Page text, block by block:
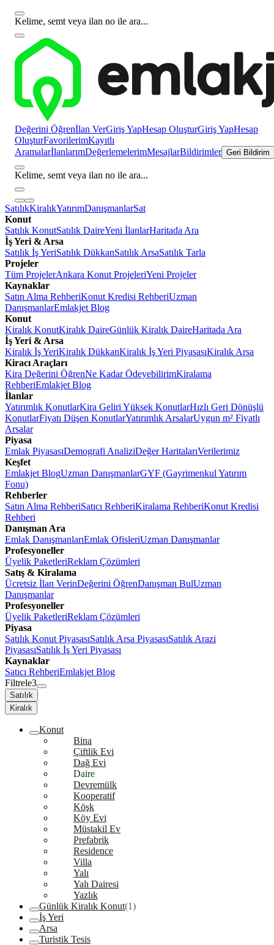
Kelime, semt veya ilan no ile ara...
Değerini Öğrenİlan VerGiriş YapHesap OluşturGiriş YapHesap
OluşturFavorilerimKayıtlı
AramalarİlanlarımDeğerlemelerimMesajlarBildirimler Geri Bildirim
Kelime, semt veya ilan no ile ara...
SatılıkKiralıkYatırımDanışmanlarSat
Konut
Satılık KonutSatılık DaireYeni İlanlarHaritada Ara
İş Yeri & Arsa
Satılık İş YeriSatılık DükkanSatılık ArsaSatılık Tarla
Projeler
Tüm ProjelerAnkara Konut ProjeleriYeni Projeler
Kaynaklar
Satın Alma RehberiKonut Kredisi RehberiUzman
DanışmanlarEmlakjet Blog
Konut
Kiralık KonutKiralık DaireGünlük Kiralık DaireHaritada Ara
İş Yeri & Arsa
Kiralık İş YeriKiralık DükkanKiralık İş Yeri PiyasasıKiralık Arsa
Kiracı Araçları
Kira Değerini ÖğrenNe Kadar ÖdeyebilirimKiralama
RehberiEmlakjet Blog
İlanlar
Yatırımlık KonutlarKira Geliri Yüksek KonutlarHızlı Geri Dönüşlü
KonutlarFiyatı Düşen KonutlarYatırımlık ArsalarUygun m² Fiyatlı
Arsalar
Piyasa
Emlak PiyasasıDemografi AnaliziDeğer HaritalarıVerilerimiz
Keşfet
Emlakjet BlogUzman DanışmanlarGYF (Gayrimenkul Yatırım
Fonu)
Rehberler
Satın Alma RehberiSatıcı RehberiKiralama RehberiKonut Kredisi
Rehberi
Danışman Ara
Emlak DanışmanlarıEmlak OfisleriUzman Danışmanlar
Profesyoneller
Üyelik PaketleriReklam Çözümleri
Satış & Kiralama
Ücretsiz İlan VerinDeğerini ÖğrenDanışman BulUzman
Danışmanlar
Profesyoneller
Üyelik PaketleriReklam Çözümleri
Piyasa
Satılık Konut PiyasasıSatılık Arsa PiyasasıSatılık Arazi
PiyasasıSatılık İş Yeri Piyasası
Kaynaklar
Satıcı RehberiEmlakjet Blog
Filtrele3
Satılık
Kiralık
Konut
Bina
Çiftlik Evi
Dağ Evi
Daire
Devremülk
Kooperatif
Köşk
Köy Evi
Müstakil Ev
Prefabrik
Residence
Villa
Yalı
Yalı Dairesi
Yazlık
Günlük Kiralık Konut(1)
İş Yeri
Arsa
Turistik Tesis